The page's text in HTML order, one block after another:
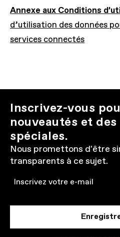
Annexe aux Conditions
d’utilisation des données
services connectés
Inscrivez-vous
nouveautés et
spéciales.
Nous promettons d'être
transparents à ce sujet.
Email